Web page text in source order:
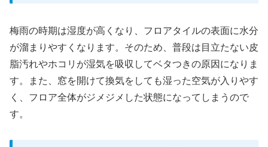
梅雨の時期は湿度が高くなり、フロアタイルの表面に水分
が溜まりやすくなります。そのため、普段は目立たない皮
脂汚れやホコリが湿気を吸収してベタつきの原因になりま
す。また、窓を開けて換気をしても湿った空気が入りやす
く、フロア全体がジメジメした状態になってしまうので
す。